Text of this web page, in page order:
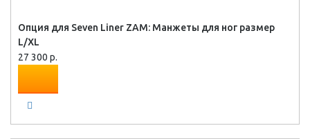
Опция для Seven Liner ZAM: Манжеты для ног размер
L/XL
27 300 р.